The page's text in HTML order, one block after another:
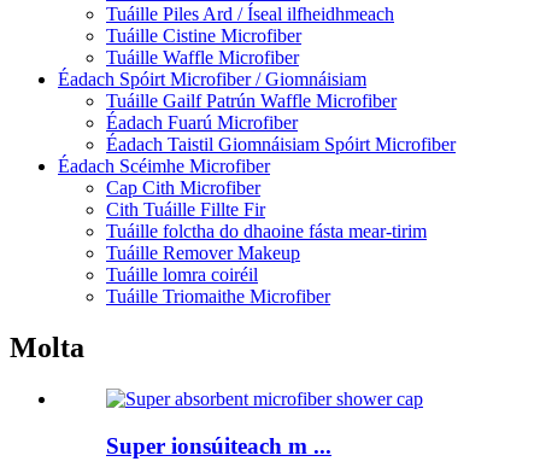
Tuáille Piles Ard / Íseal ilfheidhmeach
Tuáille Cistine Microfiber
Tuáille Waffle Microfiber
Éadach Spóirt Microfiber / Giomnáisiam
Tuáille Gailf Patrún Waffle Microfiber
Éadach Fuarú Microfiber
Éadach Taistil Giomnáisiam Spóirt Microfiber
Éadach Scéimhe Microfiber
Cap Cith Microfiber
Cith Tuáille Fillte Fir
Tuáille folctha do dhaoine fásta mear-tirim
Tuáille Remover Makeup
Tuáille lomra coiréil
Tuáille Triomaithe Microfiber
Molta
Super ionsúiteach m ...